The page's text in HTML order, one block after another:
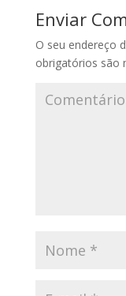
Enviar
O seu endereço
obrigatórios são